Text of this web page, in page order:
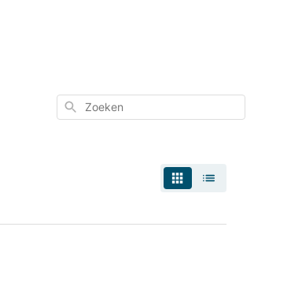
Zoeken